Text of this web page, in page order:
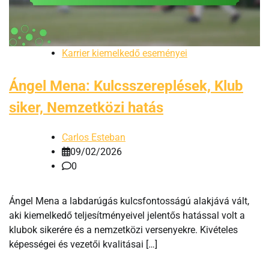
Karrier kiemelkedő eseményei
Ángel Mena: Kulcsszereplések, Klub
siker, Nemzetközi hatás
Carlos Esteban
09/02/2026
0
Ángel Mena a labdarúgás kulcsfontosságú alakjává vált,
aki kiemelkedő teljesítményeivel jelentős hatással volt a
klubok sikerére és a nemzetközi versenyekre. Kivételes
képességei és vezetői kvalitásai […]